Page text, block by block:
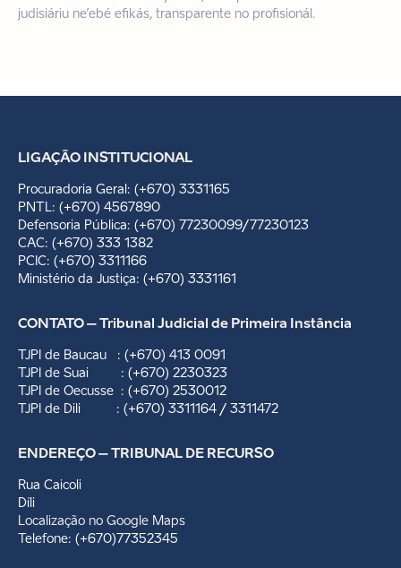
judisiáriu ne’ebé efikás, transparente no profisionál.
LIGAÇÃO INSTITUCIONAL
Procuradoria Geral: (+670) 3331165
PNTL: (+670) 4567890
Defensoria Pública: (+670) 77230099/77230123
CAC: (+670) 333 1382
PCIC: (+670) 3311166
Ministério da Justiça: (+670) 3331161
CONTATO – Tribunal Judicial de Primeira Instância
TJPI de Baucau : (+670) 413 0091
TJPI de Suai : (+670) 2230323
TJPI de Oecusse : (+670) 2530012
TJPI de Dili : (+670) 3311164 / 3311472
ENDEREÇO – TRIBUNAL DE RECURSO
Rua Caicoli
Díli
Localização no Google Maps
Telefone: (+670)77352345